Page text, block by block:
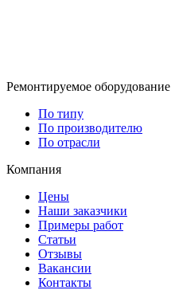
Ремонтируемое оборудование
По типу
По производителю
По отрасли
Компания
Цены
Наши заказчики
Примеры работ
Статьи
Отзывы
Вакансии
Контакты